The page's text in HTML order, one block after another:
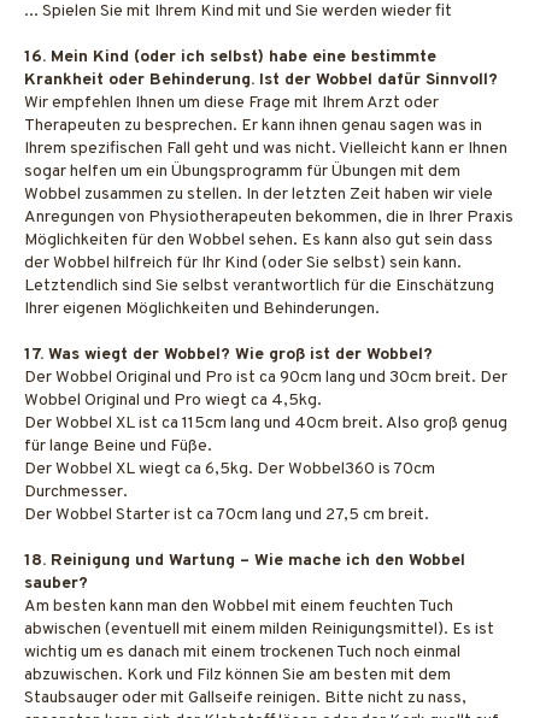
... Spielen Sie mit Ihrem Kind mit und Sie werden wieder fit
16. Mein Kind (oder ich selbst) habe eine bestimmte
Krankheit oder Behinderung. Ist der Wobbel dafür Sinnvoll?
Wir empfehlen Ihnen um diese Frage mit Ihrem Arzt oder
Therapeuten zu besprechen. Er kann ihnen genau sagen was in
Ihrem spezifischen Fall geht und was nicht. Vielleicht kann er Ihnen
sogar helfen um ein Übungsprogramm für Übungen mit dem
Wobbel zusammen zu stellen. In der letzten Zeit haben wir viele
Anregungen von Physiotherapeuten bekommen, die in Ihrer Praxis
Möglichkeiten für den Wobbel sehen. Es kann also gut sein dass
der Wobbel hilfreich für Ihr Kind (oder Sie selbst) sein kann.
Letztendlich sind Sie selbst verantwortlich für die Einschätzung
Ihrer eigenen Möglichkeiten und Behinderungen.
17. Was wiegt der Wobbel? Wie groß ist der Wobbel?
Der Wobbel Original und Pro ist ca 90cm lang und 30cm breit. Der
Wobbel Original und Pro wiegt ca 4,5kg.
Der Wobbel XL ist ca 115cm lang und 40cm breit. Also groß genug
für lange Beine und Füße.
Der Wobbel XL wiegt ca 6,5kg. Der Wobbel360 is 70cm
Durchmesser.
Der Wobbel Starter ist ca 70cm lang und 27,5 cm breit.
18. Reinigung und Wartung – Wie mache ich den Wobbel
sauber?
Am besten kann man den Wobbel mit einem feuchten Tuch
abwischen (eventuell mit einem milden Reinigungsmittel). Es ist
wichtig um es danach mit einem trockenen Tuch noch einmal
abzuwischen. Kork und Filz können Sie am besten mit dem
Staubsauger oder mit Gallseife reinigen. Bitte nicht zu nass,